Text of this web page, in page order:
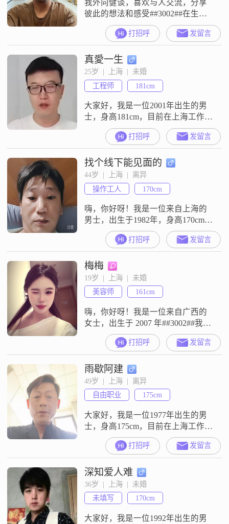
我外向健谈，喜欢与人交流，分享
彼此的想法和感受##3002##在生活
中，我始终保持乐观积极的态度，
面对困难时也能保持冷静，寻找解
决办法##3002##责任感强是我的一
大特点，无论是对工作还是对家
庭，我都会尽力去承担和履行自己
的责任##3002##
打招呼 发留言
真愛一生
25岁  |  上海  |  未婚
工程师
181cm
大家好，我是一位2001年出生的男
士，身高181cm，目前在上海工作，
月收入在8001到12000元之间
##3002##我拥有大学本科学历，平
时性格稳重可靠，也喜欢用幽默来
调节气氛##3002##在我的生活中，
家庭占据很重要的位置，我会努力
平衡好工作与生活的关系##3002##
我有很多爱好，特别喜欢看电影，
也热爱跑步这
打招呼 发留言
找个线下能见面的
44岁  |  上海  |  离异
操作工人
170cm
嗨，你好呀！我是一位来自上海的
男士，出生于1982年，身高170cm，
目前在上海工作，收入嘛，在8001
到12000元之间##3002##学历是专
科，虽然不高，但也算是受过一定
的教育##3002##我觉得自己是个挺
真诚可靠的人，做事喜欢脚踏实
地，活在当下，不会去想太多有的
没的##3002##平时有点小爱好，喜
欢品鉴咖啡
打招呼 发留言
梅梅
19岁  |  上海  |  未婚
美容师
161cm
嗨，你好呀！我是一位来自广西的
女士，出生于 2007 年##3002##我的
身高大概 161cm 呢##3002##我在上
海这边工作，收入嘛，在 12001 元
到 20000 元之间##3002##我觉得自
己是个挺开朗爱笑的人，脸上常常
挂着笑容##3002##性格温柔体贴，
能照顾到别人的感受##3002##而且
我很随和
打招呼 发留言
雨歇阿建
49岁  |  上海  |  离异
自由职业
175cm
大家好，我是一位1977年出生的男
士，身高175cm，目前在上海工作，
月收入在5001到8000元之间，学历
是大专##3002##我觉得自己是一个
稳重可靠的人，做事自信果断，有
很强的责任感##3002##在生活中，
我比较耐心包容，能够理解和尊重
他人的想法和感受##3002##我非常
重视家庭，认为家庭是生活中最重
要的一部
打招呼 发留言
深知爱人难
36岁  |  上海  |  未婚
未填写
170cm
大家好，我是一位1992年出生的男